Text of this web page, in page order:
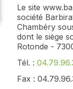
Le site
société
Chambéry
dont le siège
Rotonde -
Tél. :
Fax :